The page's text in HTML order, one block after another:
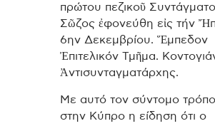
πρώτου πεζικοῦ
Σῶζος ἐφονεύθη εἰς τήν
6ην Δεκεμβρίου. Ἕμπεδον
Ἐπιτελικόν Τμῆμα.
Ἀντισυνταγματάρχης.
Με αυτό τον σύντομο
στην Κύπρο η είδηση ότι ο